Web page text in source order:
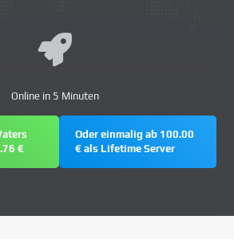
Online in 5 Minuten
€
Oder einmalig ab 100.00
€ als Lifetime Server